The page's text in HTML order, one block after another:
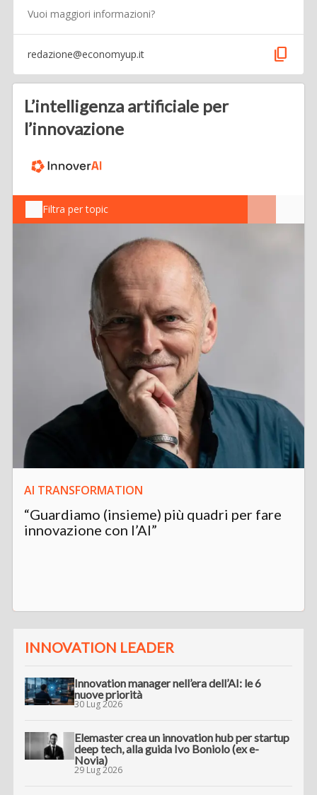
Vuoi maggiori informazioni?
redazione@economyup.it content_copy
L’intelligenza artificiale per
l’innovazione
Filtra per topic
AI TRANSFORMATION
“Guardiamo (insieme) più quadri per fare
innovazione con l’AI”
INNOVATION LEADER
Innovation manager nell’era dell’AI: le 6
nuove priorità
30 Lug 2026
Elemaster crea un innovation hub per startup
deep tech, alla guida Ivo Boniolo (ex e-
Novia)
29 Lug 2026